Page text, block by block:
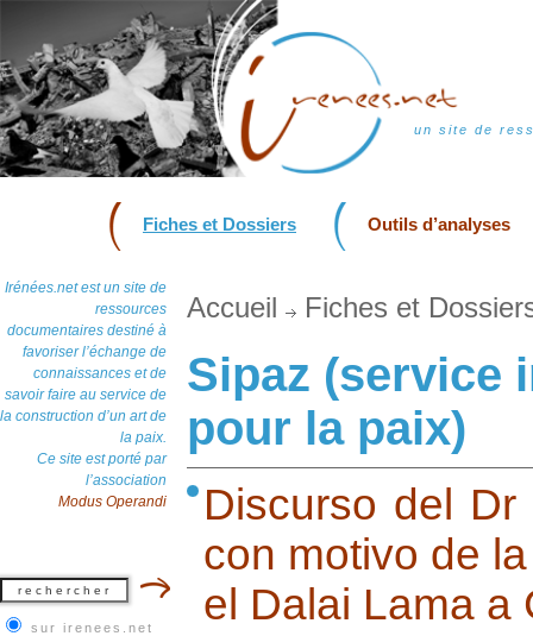
un site de
Fiches et Dossiers Outils d’analyses
Irénées.net est un site de
ressources
documentaires destiné à
favoriser l’échange de
connaissances et de
savoir faire au service de
la construction d’un art de
la paix.
Ce site est porté par
l’association
Modus Operandi
sur irenees.net
Accueil Fiches et
Sipaz (service
pour la paix)
Discurso del
con motivo de
el Dalai Lama a